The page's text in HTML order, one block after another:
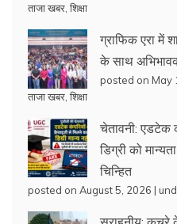
ताजा खबर शिक्षा
ग्राफिक एरा में
के साथ
posted on May
ताजा खबर शिक्षा
चेतावनी: एडटेक
डिग्री को
चिन्हित
posted on August 5, 2026 |